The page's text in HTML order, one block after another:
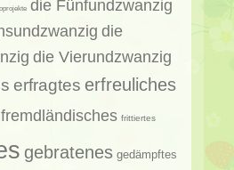
die Fünfundzwanzig
die
die Vierundzwanzig
erfragtes erfreuliches
fremdländisches frittiertes
gebratenes gedämpftes